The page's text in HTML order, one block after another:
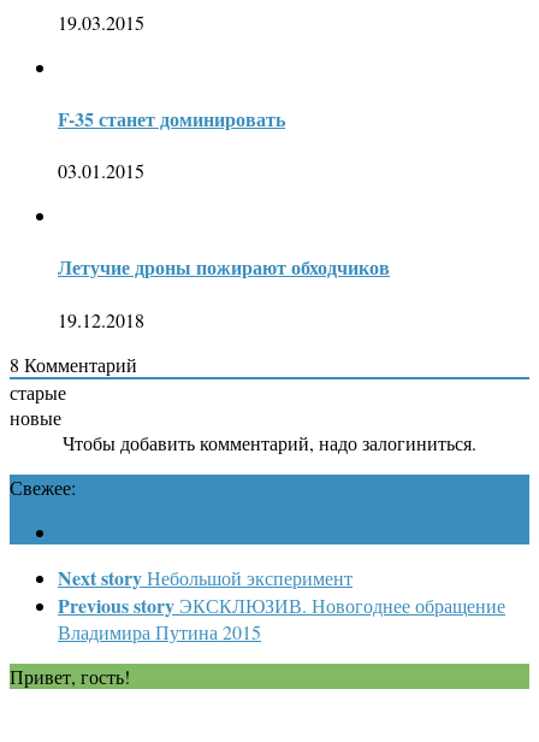
19.03.2015
F-35 станет доминировать
03.01.2015
Летучие дроны пожирают обходчиков
19.12.2018
8 Комментарий
старые
новые
Чтобы добавить комментарий, надо залогиниться.
Свежее:
Next storyНебольшой эксперимент
Previous story ЭКСКЛЮЗИВ. Новогоднее обращение
Владимира Путина 2015
Привет, гость!